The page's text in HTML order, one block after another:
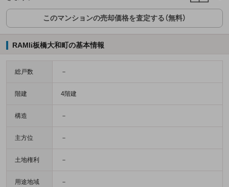
このマンションの売却価格を査定する（無料）
RAMIi板橋大和町の基本情報
総戸数 －
階建 4階建
構造 －
主方位 －
土地権利 －
用途地域 －